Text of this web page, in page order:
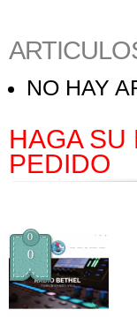
NO HAY
HAGA SU
PEDIDO
0
0